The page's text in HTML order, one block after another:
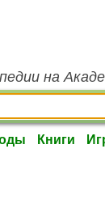
на
Книги